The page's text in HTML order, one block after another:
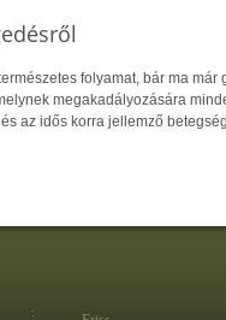
folyamat, bár ma
megakadályozására
az idős korra jellemző